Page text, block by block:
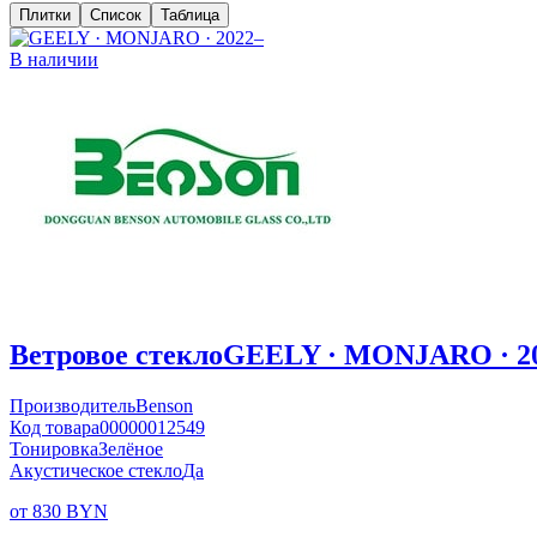
Плитки Список Таблица
В наличии
Ветровое стеклоGEELY · MONJARO ·
ПроизводительBenson
Код товара00000012549
ТонировкаЗелёное
Акустическое стеклоДа
от 830 BYN